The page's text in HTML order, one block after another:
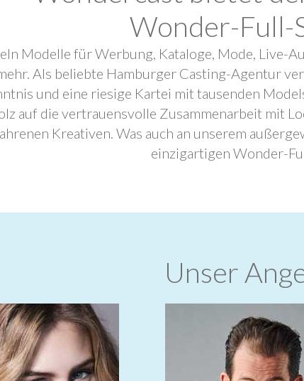
Wonder-Full-
Modelle für Werbung, Kataloge, Mode, Live-
Als beliebte Hamburger Casting-Agentur
und eine riesige Kartei mit tausenden
auf die vertrauensvolle Zusammenarbeit mit
Kreativen. Was auch an unserem
einzigartigen Wonder-
Unser